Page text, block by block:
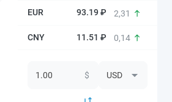
93.19 ₽ 2,31
11.51 ₽ 0,14
$